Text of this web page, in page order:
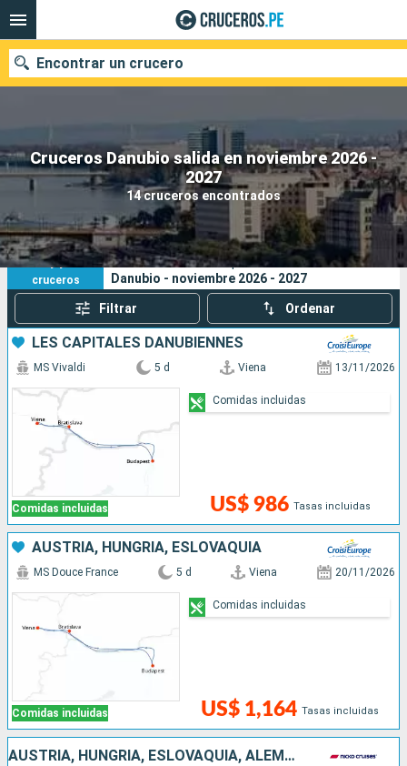
Cruceros Danubio salida en noviembre 2026 -
2027
14 cruceros encontrados
Encontrar un crucero
Nuestros destinos
Fecha de salida
Puertos Compañías
Buscar
14
cruceros
Sus criterios de búsqueda:
Danubio - noviembre 2026 - 2027
Filtrar Ordenar
LES CAPITALES DANUBIENNES
Comidas incluidas
MS Vivaldi 5 d Viena 13/11/2026
US$ 986 Tasas incluidas
Comidas incluidas
AUSTRIA, HUNGRÍA, ESLOVAQUIA
Comidas incluidas
MS Douce France 5 d Viena 20/11/2026
US$ 1,164 Tasas incluidas
Comidas incluidas
AUSTRIA, HUNGRÍA, ESLOVAQUIA, ALEMANIA